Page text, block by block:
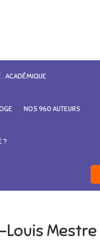
: ACADÉMIQUE
NOS 960 AUTEURS
?
Louis Mestre